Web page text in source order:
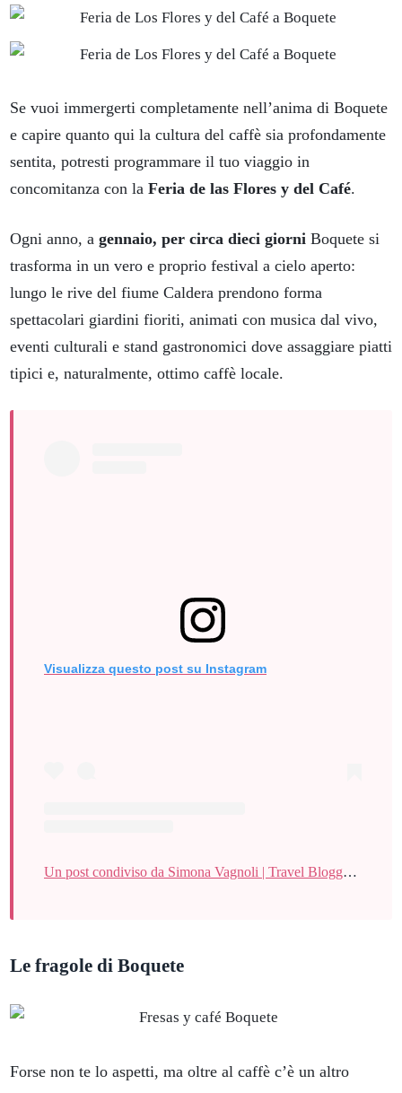
Se vuoi immergerti completamente nell’anima di Boquete
e capire quanto qui la cultura del caffè sia profondamente
sentita, potresti programmare il tuo viaggio in
concomitanza con la Feria de las Flores y del Café.
Ogni anno, a gennaio, per circa dieci giorni Boquete si
trasforma in un vero e proprio festival a cielo aperto:
lungo le rive del fiume Caldera prendono forma
spettacolari giardini fioriti, animati con musica dal vivo,
eventi culturali e stand gastronomici dove assaggiare piatti
tipici e, naturalmente, ottimo caffè locale.
Visualizza questo post su Instagram
Un post condiviso da Simona Vagnoli | Travel Blogger (@usalavaligia)
Le fragole di Boquete
Forse non te lo aspetti, ma oltre al caffè c’è un altro